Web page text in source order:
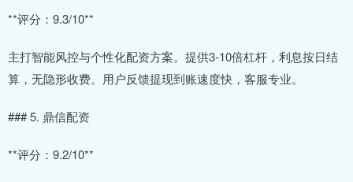
**评分：9.3/10**
主打智能风控与个性化配资方案。提供3-10倍杠杆，利息按日结
算，无隐形收费。用户反馈提现到账速度快，客服专业。
### 5. 鼎信配资
**评分：9.2/10**